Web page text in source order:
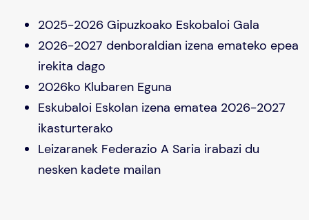
2025-2026 Gipuzkoako Eskobaloi Gala
2026-2027 denboraldian izena emateko epea
irekita dago
2026ko Klubaren Eguna
Eskubaloi Eskolan izena ematea 2026-2027
ikasturterako
Leizaranek Federazio A Saria irabazi du
nesken kadete mailan